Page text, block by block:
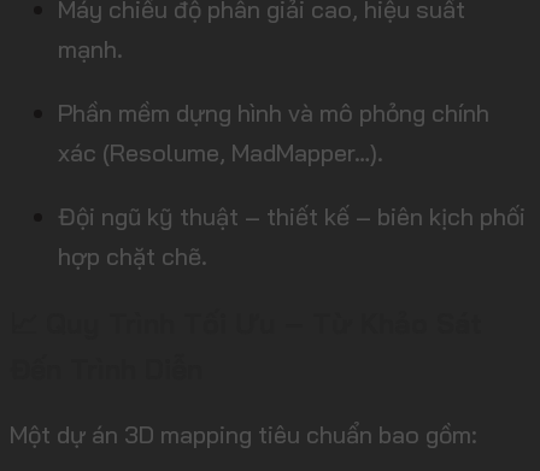
Máy chiếu độ phân giải cao, hiệu suất
mạnh.
Phần mềm dựng hình và mô phỏng chính
xác (Resolume, MadMapper…).
Đội ngũ kỹ thuật – thiết kế – biên kịch phối
hợp chặt chẽ.
Một dự án 3D mapping tiêu chuẩn bao gồm: